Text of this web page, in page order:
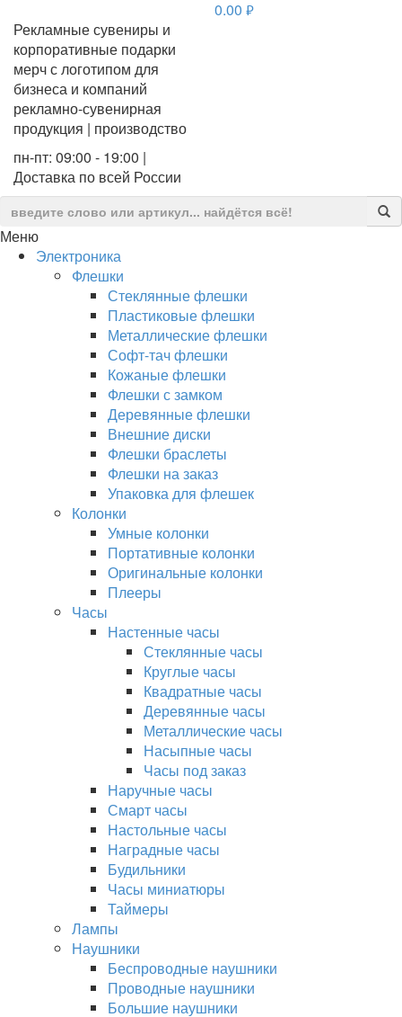
Рекламные сувениры и
корпоративные подарки
мерч с логотипом для
бизнеса и компаний
рекламно-сувенирная
продукция | производство
пн-пт: 09:00 - 19:00 |
Доставка по всей России
0.00 руб.
Меню
Электроника
Флешки
Стеклянные флешки
Пластиковые флешки
Металлические флешки
Софт-тач флешки
Кожаные флешки
Флешки с замком
Деревянные флешки
Внешние диски
Флешки браслеты
Флешки на заказ
Упаковка для флешек
Колонки
Умные колонки
Портативные колонки
Оригинальные колонки
Плееры
Часы
Настенные часы
Стеклянные часы
Круглые часы
Квадратные часы
Деревянные часы
Металлические часы
Насыпные часы
Часы под заказ
Наручные часы
Смарт часы
Настольные часы
Наградные часы
Будильники
Часы миниатюры
Таймеры
Лампы
Наушники
Беспроводные наушники
Проводные наушники
Большие наушники